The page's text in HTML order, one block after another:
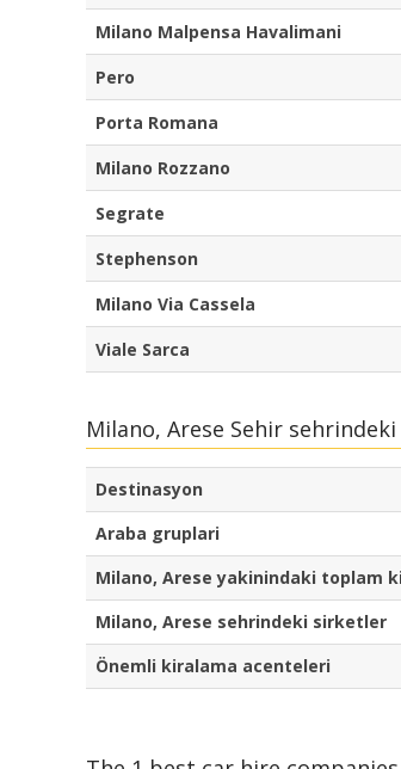
Milano Malpensa Havalimani
Pero
Porta Romana
Milano Rozzano
Segrate
Stephenson
Milano Via Cassela
Viale Sarca
Milano, Arese Sehir
Destinasyon
Araba gruplari
Milano, Arese yakinindaki toplam
Milano, Arese sehrindeki sirketler
Önemli kiralama acenteleri